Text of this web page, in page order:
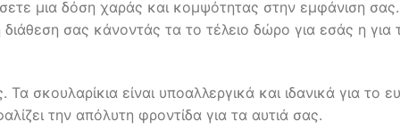
μια δόση χαράς και κομψότητας στην εμφάνιση
σας κάνοντάς τα το τέλειο δώρο για εσάς η
Τα σκουλαρίκια είναι υποαλλεργικά και ιδανικά για
την απόλυτη φροντίδα για τα αυτιά σας.